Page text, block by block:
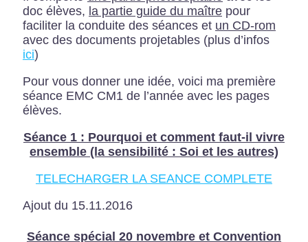
doc élèves, la partie guide du maître pour
faciliter la conduite des séances et un CD-rom
avec des documents projetables (plus d’infos
ici)
Pour vous donner une idée, voici ma première
séance EMC CM1 de l’année avec les pages
élèves.
Séance 1 : Pourquoi et comment faut-il vivre
ensemble (la sensibilité : Soi et les autres)
TELECHARGER LA SEANCE COMPLETE
Ajout du 15.11.2016
Séance spécial 20 novembre et Convention